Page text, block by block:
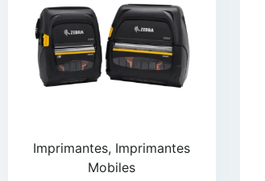
Imprimantes, Imprimantes
Mobiles